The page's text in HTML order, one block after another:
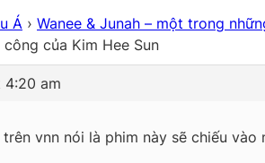
Á › Wanee & Junah – một trong
của Kim Hee Sun
am
vnn nói là phim này sẽ chiếu